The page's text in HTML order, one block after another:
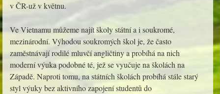
v ČR-už v květnu.
Ve Vietnamu můžeme najít školy státní a i soukromé,
mezinárodní. Výhodou soukromých škol je, že často
zaměstnávají rodilé mluvčí angličtiny a probíhá na nich
moderní výuka podobné té, jež se vyučuje na školách na
Západě. Naproti tomu, na státních školách probíhá stále starý
styl výuky bez aktivního zapojení studentů do